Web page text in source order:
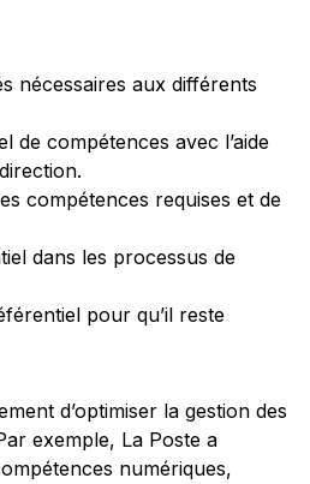
nécessaires aux différents
de compétences avec l’aide
compétences requises et de
dans les processus de
pour qu’il reste
d’optimiser la gestion des
exemple, La Poste a
numériques,